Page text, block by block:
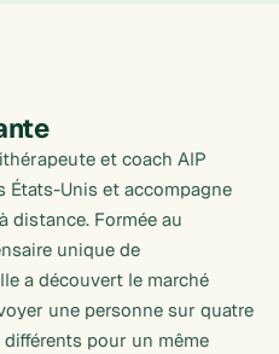
et coach AIP
États-Unis et accompagne
distance. Formée au
unique de
a découvert le marché
une personne sur quatre
pour un même